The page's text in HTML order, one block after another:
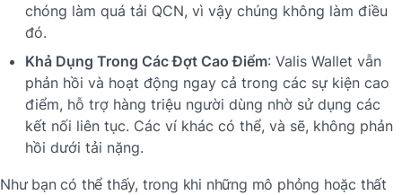
chóng làm quá tải QCN, vì vậy chúng không làm điều
đó.
Khả Dụng Trong Các Đợt Cao Điểm: Valis Wallet vẫn
phản hồi và hoạt động ngay cả trong các sự kiện cao
điểm, hỗ trợ hàng triệu người dùng nhờ sử dụng các
kết nối liên tục. Các ví khác có thể, và sẽ, không phản
hồi dưới tải nặng.
Như bạn có thể thấy, trong khi những mô phỏng hoặc thất